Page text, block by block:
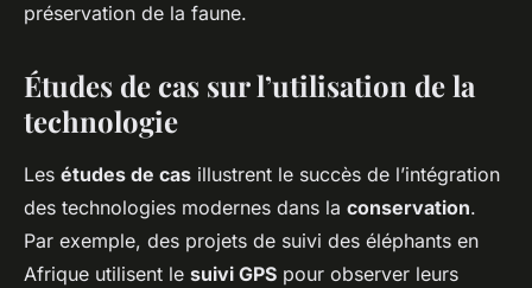
préservation de la faune.
Études de cas sur l’utilisation de la
technologie
Les études de cas illustrent le succès de l’intégration
des technologies modernes dans la conservation.
Par exemple, des projets de suivi des éléphants en
Afrique utilisent le suivi GPS pour observer leurs